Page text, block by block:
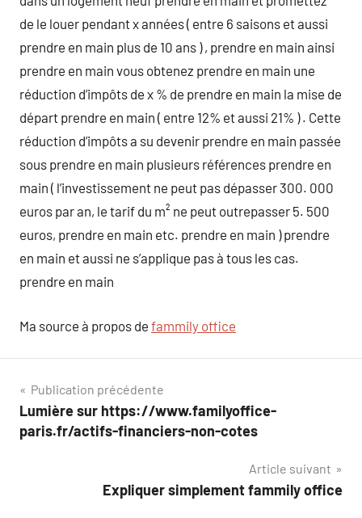
de le louer pendant x années ( entre 6 saisons et aussi
prendre en main plus de 10 ans ) , prendre en main ainsi
prendre en main vous obtenez prendre en main une
réduction d’impôts de x % de prendre en main la mise de
départ prendre en main ( entre 12% et aussi 21% ) . Cette
réduction d’impôts a su devenir prendre en main passée
sous prendre en main plusieurs références prendre en
main ( l’investissement ne peut pas dépasser 300. 000
euros par an, le tarif du m² ne peut outrepasser 5. 500
euros, prendre en main etc. prendre en main ) prendre
en main et aussi ne s’applique pas à tous les cas.
prendre en main
Ma source à propos de fammily office
Navigation
de
Publication précédente
Lumière sur https://www.familyoffice-
paris.fr/actifs-financiers-non-cotes
Article suivant
Expliquer simplement fammily office